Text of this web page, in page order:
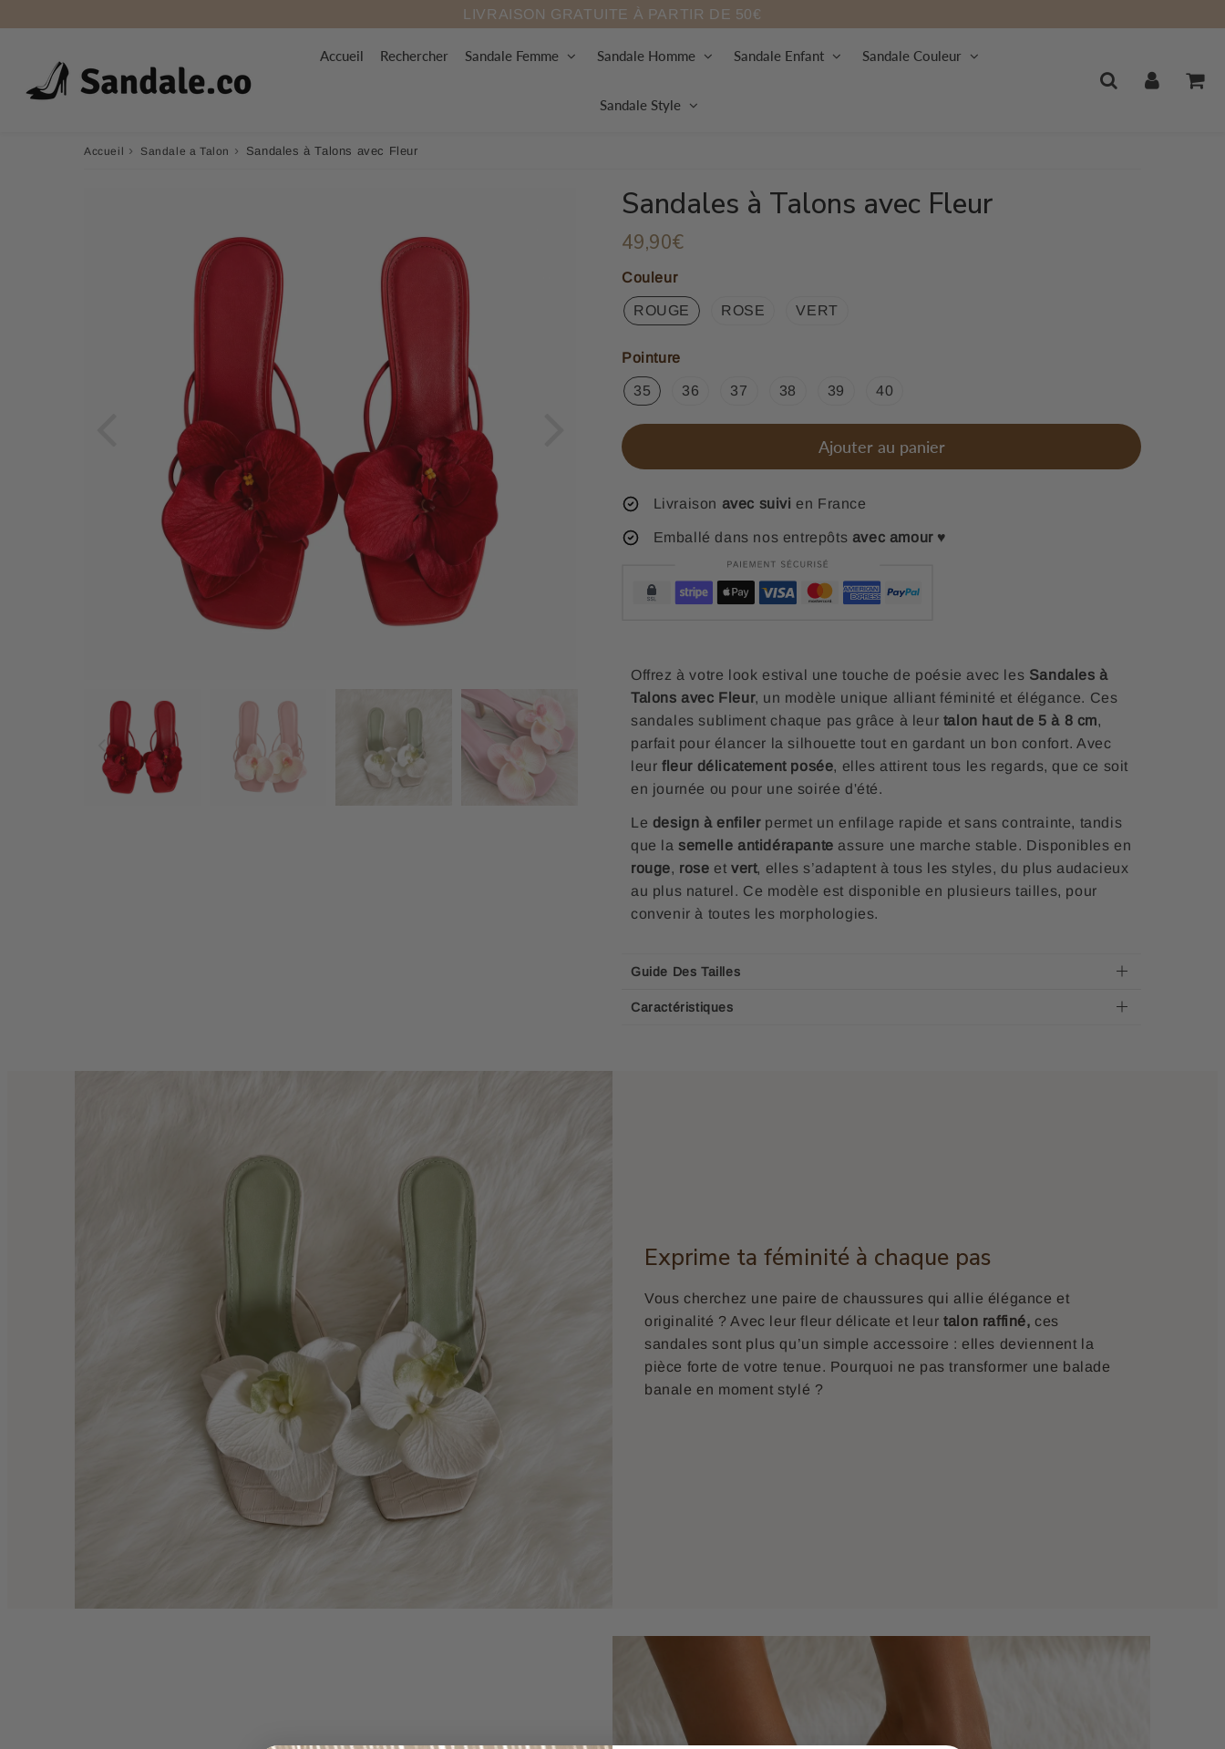
LIVRAISON GRATUITE À PARTIR DE 50€
Accueil Rechercher Sandale Femme Sandale Homme Sandale Enfant Sandale Couleur
Sandale Style
Accueil › Sandale a Talon › Sandales à Talons avec Fleur
Sandales à Talons avec Fleur
49,90€
Couleur
ROUGE ROSE VERT
Pointure
35 36 37 38 39 40
Ajouter au panier
Livraison avec suivi en France
Emballé dans nos entrepôts avec amour ♥
Offrez à votre look estival une touche de poésie avec les Sandales à
Talons avec Fleur, un modèle unique alliant féminité et élégance. Ces
sandales subliment chaque pas grâce à leur talon haut de 5 à 8 cm,
parfait pour élancer la silhouette tout en gardant un bon confort. Avec
leur fleur délicatement posée, elles attirent tous les regards, que ce soit
en journée ou pour une soirée d'été.
Le design à enfilerpermet un enfilage rapide et sans contrainte, tandis
que lasemelle antidérapante assure une marche stable. Disponibles en
rouge, rose etvert, elles s’adaptent à tous les styles, du plus audacieux
au plus naturel. Ce modèle est disponible en plusieurs tailles, pour
convenir à toutes les morphologies.
Guide Des Tailles
Caractéristiques
Exprime ta féminité à chaque pas
Vous cherchez une paire de chaussures qui allie élégance et
originalité ? Avec leur fleur délicate et leurtalon raffiné, ces
sandales sont plus qu’un simple accessoire : elles deviennent la
pièce forte de votre tenue. Pourquoi ne pas transformer une balade
banale en moment stylé ?